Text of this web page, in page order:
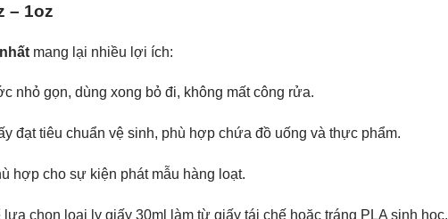
– 1oz
mang lại nhiều lợi ích:
nhỏ gọn, dùng xong bỏ đi, không mất công rửa.
đạt tiêu chuẩn vệ sinh, phù hợp chứa đồ uống và thực phẩm.
hợp cho sự kiện phát mẫu hàng loạt.
lựa chọn loại ly giấy 30ml làm từ giấy tái chế hoặc tráng PLA sinh học.